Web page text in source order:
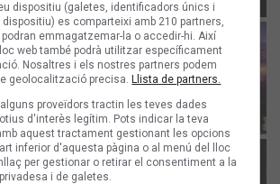
dispositiu (galetes, identificadors únics i
es comparteixi amb 210 partners,
emmagatzemar-la o accedir-hi. Així
web també podrà utilitzar específicament
Nosaltres i els nostres partners podem
geolocalització precisa. Llista de partners.
proveïdors tractin les teves dades
d'interès legítim. Pots indicar la teva
aquest tractament gestionant les opcions
inferior d'aquesta pàgina o al menú del lloc
per gestionar o retirar el consentiment a la
i de galetes.